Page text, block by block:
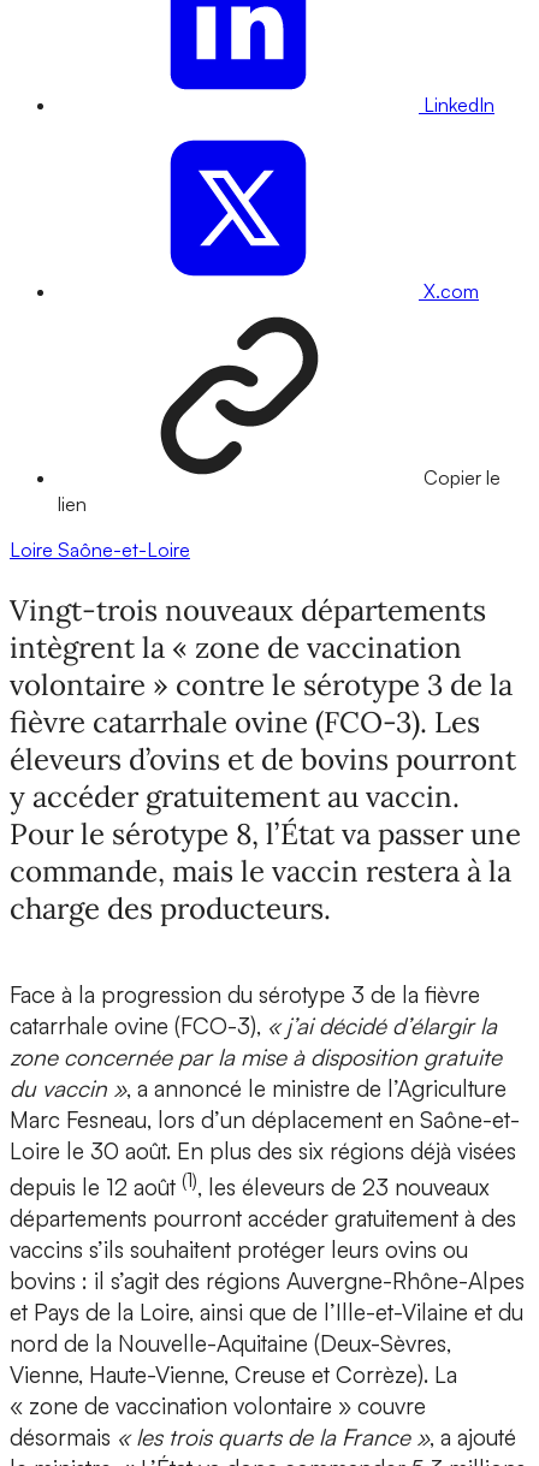
LinkedIn
X.com
Copier le
lien
Loire Saône-et-Loire
Vingt-trois nouveaux départements
intègrent la « zone de vaccination
volontaire » contre le sérotype 3 de la
fièvre catarrhale ovine (FCO-3). Les
éleveurs d’ovins et de bovins pourront
y accéder gratuitement au vaccin.
Pour le sérotype 8, l’État va passer une
commande, mais le vaccin restera à la
charge des producteurs.
Face à la progression du sérotype 3 de la fièvre
catarrhale ovine (FCO-3), « j’ai décidé d’élargir la
zone concernée par la mise à disposition gratuite
du vaccin », a annoncé le ministre de l’Agriculture
Marc Fesneau, lors d’un déplacement en Saône-et-
Loire le 30 août. En plus des six régions déjà visées
depuis le 12 août (1), les éleveurs de 23 nouveaux
départements pourront accéder gratuitement à des
vaccins s’ils souhaitent protéger leurs ovins ou
bovins : il s’agit des régions Auvergne-Rhône-Alpes
et Pays de la Loire, ainsi que de l’Ille-et-Vilaine et du
nord de la Nouvelle-Aquitaine (Deux-Sèvres,
Vienne, Haute-Vienne, Creuse et Corrèze). La
« zone de vaccination volontaire » couvre
désormais « les trois quarts de la France », a ajouté